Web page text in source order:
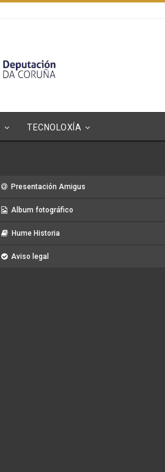
TECNOLOXÍA
Presentación Amigus
Album fotográfico
Hume Historia
Aviso legal